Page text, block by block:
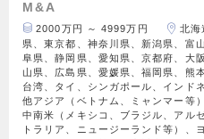
M&A
2000万円 ～ 4999万円
北海
県、東京都、神奈川県、新潟県、富
阜県、静岡県、愛知県、京都府、大
山県、広島県、愛媛県、福岡県、熊
台湾、タイ、シンガポール、インド
他アジア（ベトナム、ミャンマー等
中南米（メキシコ、ブラジル、アル
トラリア、ニュージーランド等）、